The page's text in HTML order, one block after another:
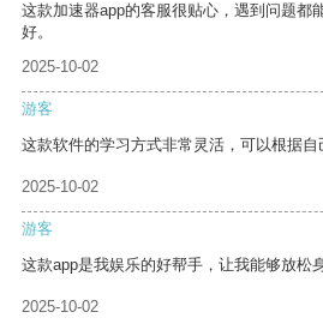
这款加速器app的客服很贴心，遇到问题都
好。
2025-10-02
游客
这款软件的学习方式非常灵活，可以根据自
2025-10-02
游客
这款app是我娱乐的好帮手，让我能够放松
2025-10-02